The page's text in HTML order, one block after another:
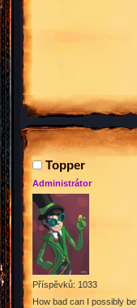
Topper
Administrátor
Příspěvků: 1033
How bad can I possibly